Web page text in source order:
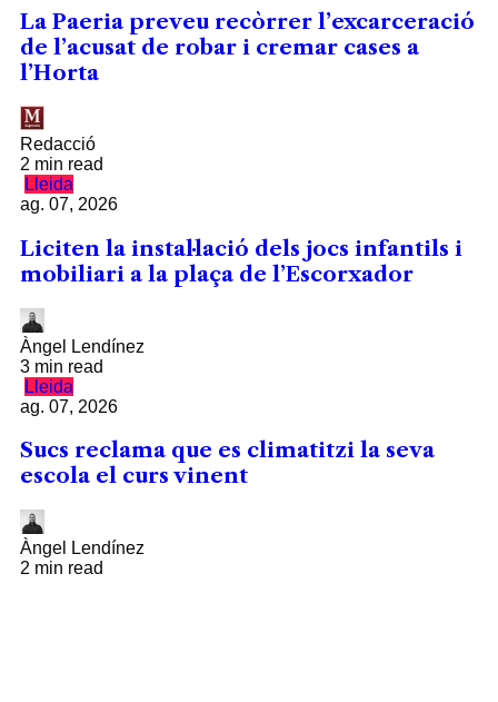
La Paeria preveu recòrrer l’excarceració
de l’acusat de robar i cremar cases a
l’Horta
Redacció
2 min read
Lleida
ag. 07, 2026
Liciten la instal·lació dels jocs infantils i
mobiliari a la plaça de l’Escorxador
Àngel Lendínez
3 min read
Lleida
ag. 07, 2026
Sucs reclama que es climatitzi la seva
escola el curs vinent
Àngel Lendínez
2 min read